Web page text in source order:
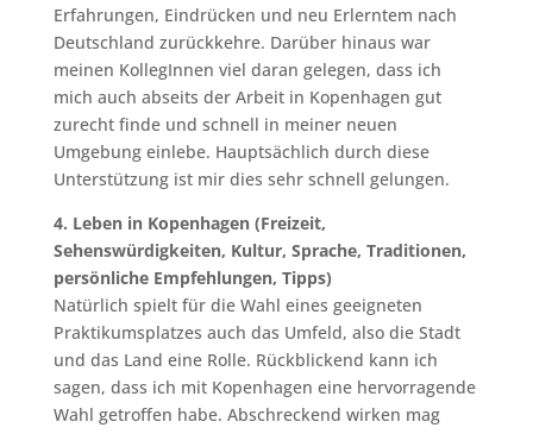
Erfahrungen, Eindrücken und neu Erlerntem nach
Deutschland zurückkehre. Darüber hinaus war
meinen KollegInnen viel daran gelegen, dass ich
mich auch abseits der Arbeit in Kopenhagen gut
zurecht finde und schnell in meiner neuen
Umgebung einlebe. Hauptsächlich durch diese
Unterstützung ist mir dies sehr schnell gelungen.
4. Leben in Kopenhagen (Freizeit,
Sehenswürdigkeiten, Kultur, Sprache, Traditionen,
persönliche Empfehlungen, Tipps)
Natürlich spielt für die Wahl eines geeigneten
Praktikumsplatzes auch das Umfeld, also die Stadt
und das Land eine Rolle. Rückblickend kann ich
sagen, dass ich mit Kopenhagen eine hervorragende
Wahl getroffen habe. Abschreckend wirken mag